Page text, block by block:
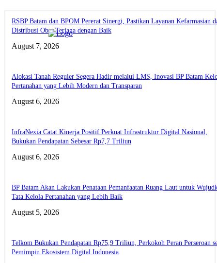
RSBP Batam dan BPOM Pererat Sinergi, Pastikan Layanan Kefarmasian
Distribusi Obat Terjaga dengan Baik
August 7, 2026
Alokasi Tanah Reguler Segera Hadir melalui LMS, Inovasi BP Batam
Pertanahan yang Lebih Modern dan Transparan
August 6, 2026
InfraNexia Catat Kinerja Positif Perkuat Infrastruktur Digital Nasional,
Bukukan Pendapatan Sebesar Rp7,7 Triliun
August 6, 2026
BP Batam Akan Lakukan Penataan Pemanfaatan Ruang Laut untuk
Tata Kelola Pertanahan yang Lebih Baik
August 5, 2026
Telkom Bukukan Pendapatan Rp75,9 Triliun, Perkokoh Peran Perseroan
Pemimpin Ekosistem Digital Indonesia